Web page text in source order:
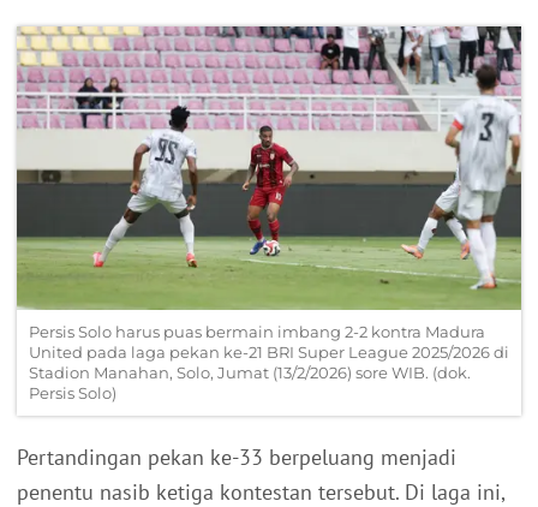
Persis Solo harus puas bermain imbang 2-2 kontra Madura
United pada laga pekan ke-21 BRI Super League 2025/2026 di
Stadion Manahan, Solo, Jumat (13/2/2026) sore WIB. (dok.
Persis Solo)
Pertandingan pekan ke-33 berpeluang menjadi
penentu nasib ketiga kontestan tersebut. Di laga ini,